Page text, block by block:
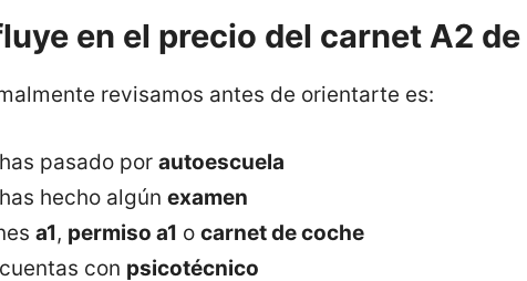
en el precio del carnet A2
revisamos antes de orientarte es:
pasado por autoescuela
hecho algún examen
a1, permiso a1 o carnet de coche
con psicotécnico